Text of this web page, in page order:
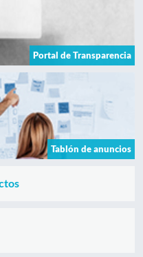
Portal de Transparencia
Tablón de anuncios